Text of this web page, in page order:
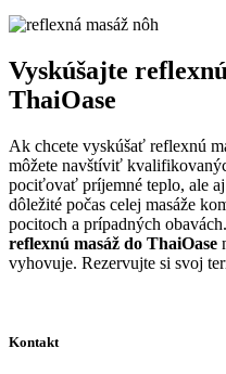
Vyskúšajte
ThaiOase
Ak chcete vyskúšať reflexnú
môžete navštíviť
pociťovať príjemné teplo, ale
dôležité počas celej masáže
pocitoch a prípadných obavách.
reflexnú masáž do ThaiOase
vyhovuje. Rezervujte si svoj
Kontakt